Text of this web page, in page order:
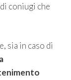
coniugi che
sia in caso di